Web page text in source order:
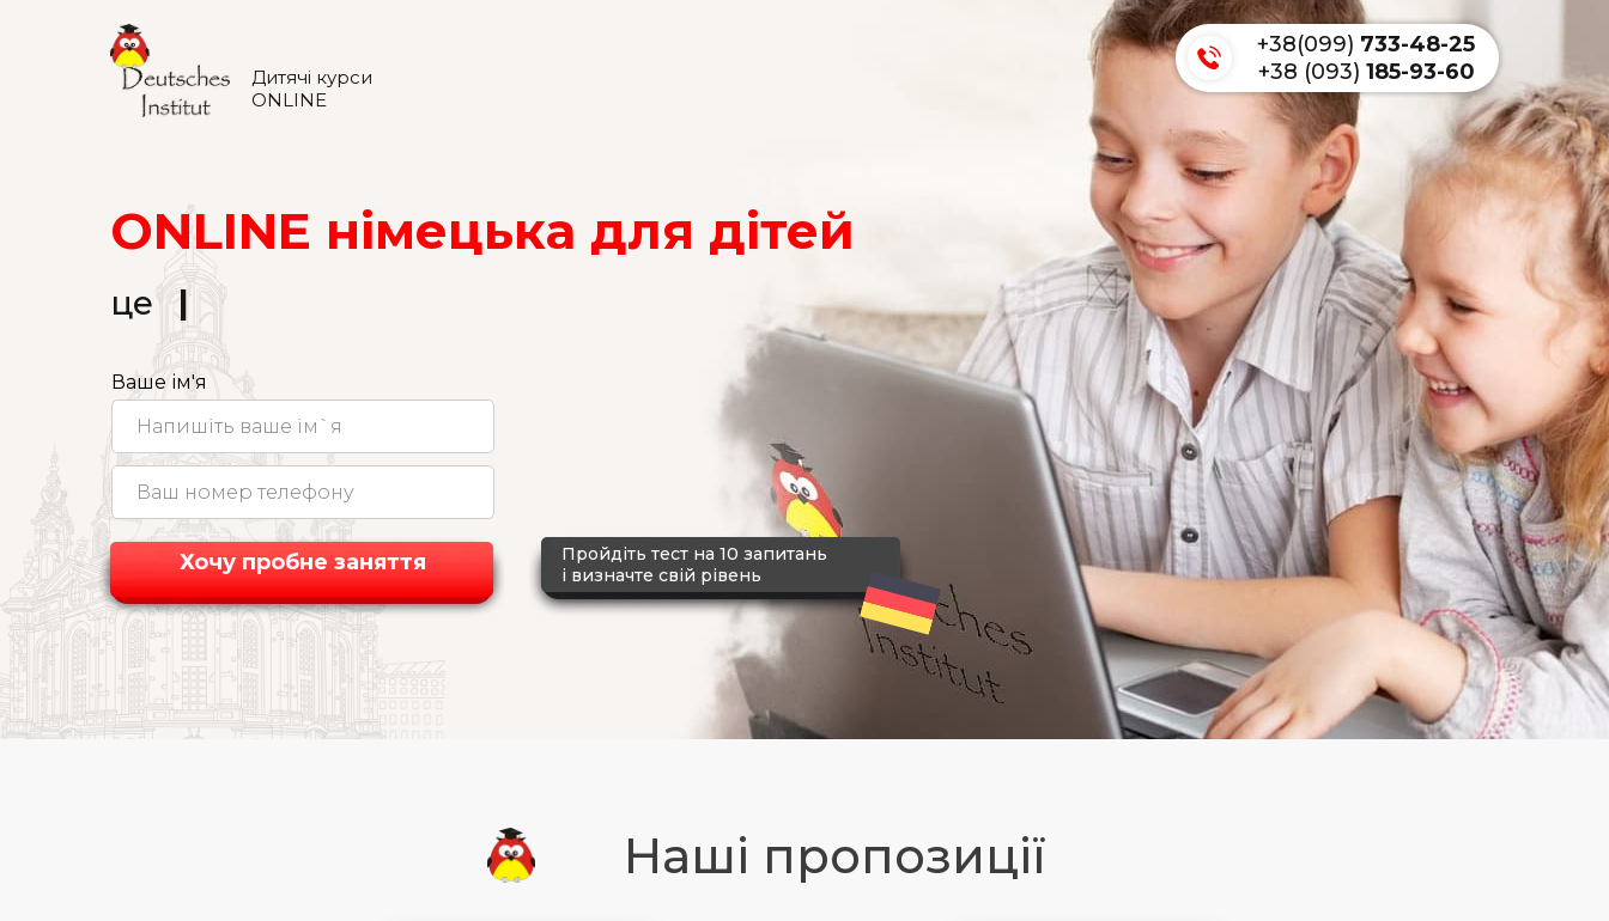
Дитячі курси
ONLINE
ONLINE німецька для дітей
Ваше ім'я
Хочу пробне заняття
це |
Пройдіть тест на 10 запитань
і визначте свій рівень
+38 (093) 185-93-60
+38(099) 733-48-25
Наші пропозиції